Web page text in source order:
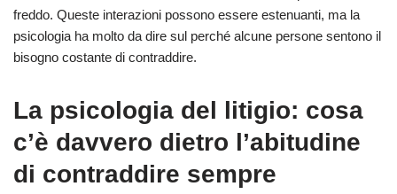
freddo. Queste interazioni possono essere estenuanti, ma la
psicologia ha molto da dire sul perché alcune persone sentono il
bisogno costante di contraddire.
La psicologia del litigio: cosa
c’è davvero dietro l’abitudine
di contraddire sempre